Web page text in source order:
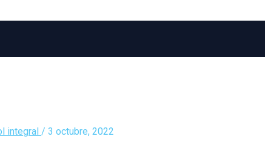
integral / 3 octubre, 2022